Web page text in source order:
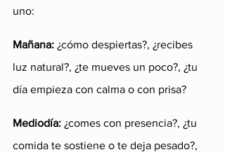
uno:
Mañana: ¿cómo despiertas?, ¿recibes
luz natural?, ¿te mueves un poco?, ¿tu
día empieza con calma o con prisa?
Mediodía: ¿comes con presencia?, ¿tu
comida te sostiene o te deja pesado?,